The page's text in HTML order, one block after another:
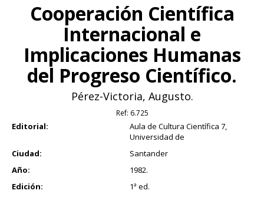
Cooperación Científica
Internacional e
Implicaciones Humanas
del Progreso Científico.
Pérez-Victoria, Augusto.
Ref: 6.725
Editorial:
Aula de Cultura Científica 7,
Universidad de
Ciudad:
Santander
Año:
1982.
Edición:
1ª ed.